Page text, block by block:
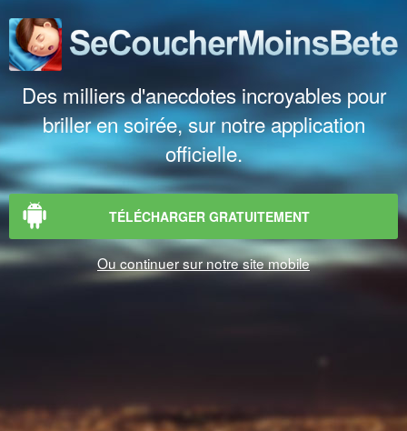
Des milliers d'anecdotes incroyables pour
briller en soirée, sur notre application
officielle.
TÉLÉCHARGER GRATUITEMENT
Ou continuer sur notre site mobile